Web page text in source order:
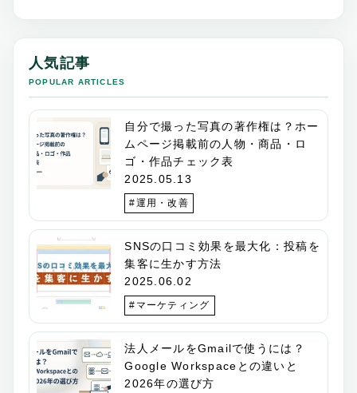
人気記事
POPULAR ARTICLES
自分で撮った写真の著作権は？ホー
ムページ掲載前の人物・商品・ロ
ゴ・作品チェック表
2025.05.13
#運用・改善
SNSの口コミ効果を最大化：投稿を
集客に生かす方法
2025.06.02
#マーケティング
法人メールをGmailで使うには？
Google Workspaceとの違いと
2026年の選び方